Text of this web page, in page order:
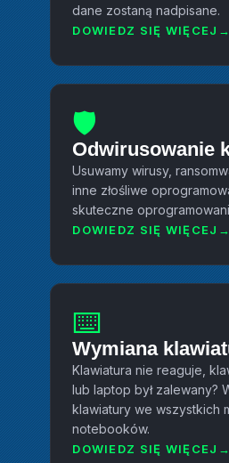
dane zostaną nadpisane.
DOWIEDZ SIĘ WIĘCEJ
🛡️
Odwirusowanie
Usuwamy wirusy,
inne złośliwe
skuteczne
DOWIEDZ SIĘ WIĘCEJ
⌨️
Wymiana
Klawiatura nie reaguje,
lub laptop był zalewany?
klawiatury we wszystkich
notebooków.
DOWIEDZ SIĘ WIĘCEJ